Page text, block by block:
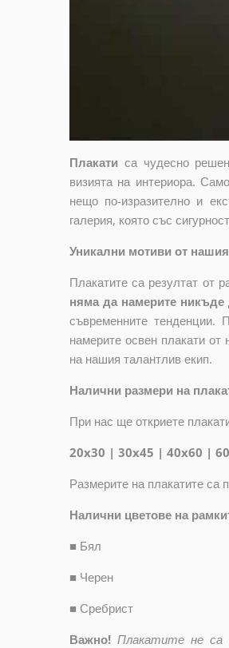
Плакати са чудесно
визията на интериора.
нещо по-изразително и
галерия, която със
Уникални мотиви от
Плакатите са резултат от
няма да намерите никъде
съвременните
намерите освен плакати
на нашия талантлив екип.
Налични размери на
При нас ще откриете
20x30 | 30x45 | 40x60 |
Размерите на плакатите са
Налични цветове на
■ Бял
■ Черен
■ Сребрист
Важно! Плакатите не са